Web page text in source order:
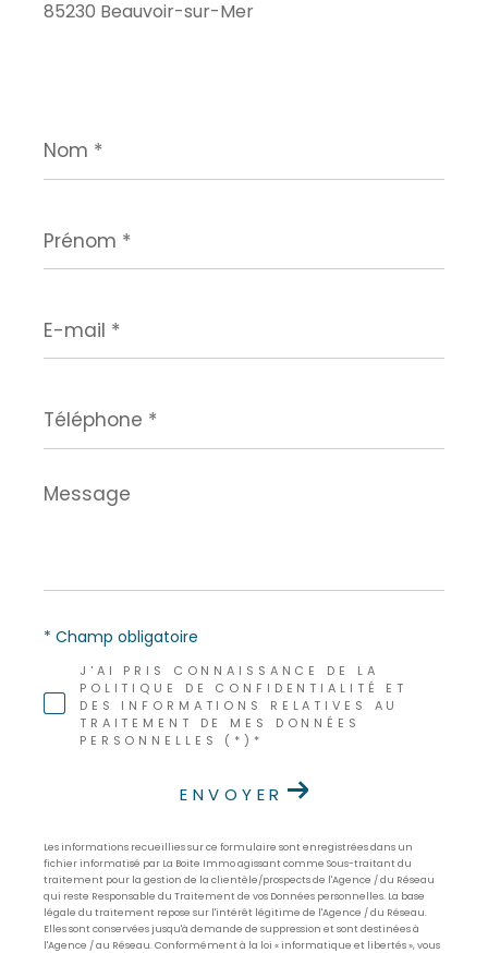
85230 Beauvoir-sur-Mer
*
*
mail
*
*
Message
*
J'AI PRIS CONNAISSANCE DE LA
POLITIQUE DE CONFIDENTIALITÉ ET
DES INFORMATIONS RELATIVES AU
TRAITEMENT DE MES DONNÉES
PERSONNELLES (*)*
* Champ obligatoire
ENVOYER
Les informations recueillies sur ce formulaire sont enregistrées dans un
fichier informatisé par La Boite Immo agissant comme Sous-traitant du
traitement pour la gestion de la clientèle/prospects de l'Agence / du Réseau
qui reste Responsable du Traitement de vos Données personnelles. La base
légale du traitement repose sur l'intérêt légitime de l'Agence / du Réseau.
Elles sont conservées jusqu'à demande de suppression et sont destinées à
l'Agence / au Réseau. Conformément à la loi « informatique et libertés », vous